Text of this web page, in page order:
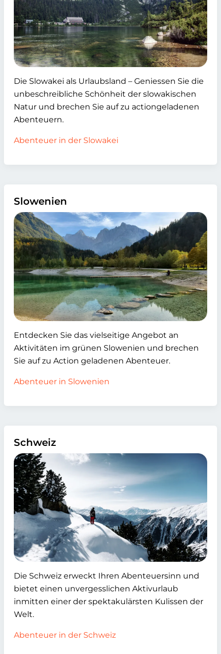
Die Slowakei als Urlaubsland – Geniessen Sie die
unbeschreibliche Schönheit der slowakischen
Natur und brechen Sie auf zu actiongeladenen
Abenteuern.
Abenteuer in der Slowakei
Slowenien
Entdecken Sie das vielseitige Angebot an
Aktivitäten im grünen Slowenien und brechen
Sie auf zu Action geladenen Abenteuer.
Abenteuer in Slowenien
Schweiz
Die Schweiz erweckt Ihren Abenteuersinn und
bietet einen unvergesslichen Aktivurlaub
inmitten einer der spektakulärsten Kulissen der
Welt.
Abenteuer in der Schweiz